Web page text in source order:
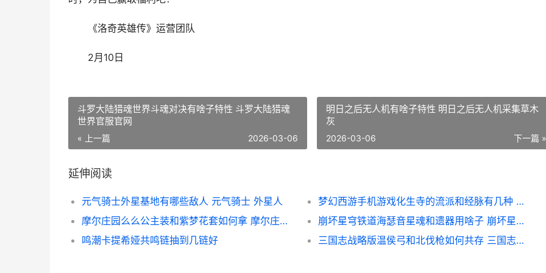
《洛奇英雄传》运营团队
2月10日
斗罗大陆猎魂世界斗魂对决有啥子特性 斗罗大陆猎魂
世界官服官网
« 上一篇 2026-03-06
明日之后无人机有啥子特性 明日之后无人机采集草木
灰
下一篇 »
2026-03-06
延伸阅读
元气骑士外星基地有哪些敌人 元气骑士 外星人
梦幻西游手机游戏化生寺的流派和经脉有几种 梦幻西游手机游苹果
摩尔庄园么么公主装和紫梦花套如何拿 摩尔庄园么么公主生日
崩坏星穹铁道海瑟音星魂和遗器用啥子 崩坏星穹铁道海盗占领列车
鸣潮卡提希娅共鸣链抽到几链好
三国志战略版温侯弓和北伐枪如何共存 三国志战略版温侯吕布